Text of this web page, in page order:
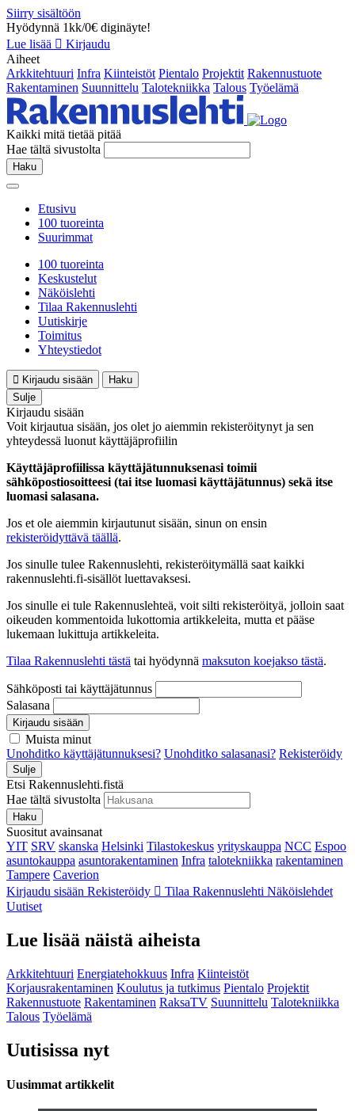
Siirry sisältöön
Hyödynnä 1kk/0€ diginäyte!
Lue lisää
Kirjaudu
Aiheet
Arkkitehtuuri Infra Kiinteistöt Pientalo Projektit Rakennustuote
Rakentaminen Suunnittelu Talotekniikka Talous Työelämä
Kaikki mitä tietää pitää
Hae tältä sivustolta
Haku
Etusivu
100 tuoreinta
Suurimmat
100 tuoreinta
Keskustelut
Näköislehti
Tilaa Rakennuslehti
Uutiskirje
Toimitus
Yhteystiedot
Kirjaudu sisään
Haku
Sulje
Kirjaudu sisään
Voit kirjautua sisään, jos olet jo aiemmin rekisteröitynyt ja sen
yhteydessä luonut käyttäjäprofiilin
Käyttäjäprofiilissa käyttäjätunnuksenasi toimii
sähköpostiosoitteesi (tai itse luomasi käyttäjätunnus) sekä itse
luomasi salasana.
Jos et ole aiemmin kirjautunut sisään, sinun on ensin
rekisteröidyttävä täällä.
Jos sinulle tulee Rakennuslehti, rekisteröitymällä saat kaikki
rakennuslehti.fi-sisällöt luettavaksesi.
Jos sinulle ei tule Rakennuslehteä, voit silti rekisteröityä, jolloin saat
oikeuden kommentoida lukottomia artikkeleita, mutta et pääse
lukemaan lukittuja artikkeleita.
Tilaa Rakennuslehti tästä tai hyödynnä maksuton koejakso tästä.
Sähköposti tai käyttäjätunnus
Salasana
Kirjaudu sisään
Muista minut
Unohditko käyttäjätunnuksesi? Unohditko salasanasi? Rekisteröidy
Sulje
Etsi Rakennuslehti.fistä
Hae tältä sivustolta
Haku
Suositut avainsanat
YIT SRV skanska Helsinki Tilastokeskus yrityskauppa NCC Espoo
asuntokauppa asuntorakentaminen Infra talotekniikka rakentaminen
Tampere Caverion
Kirjaudu sisään Rekisteröidy Tilaa Rakennuslehti Näköislehdet
Uutiset
Lue lisää näistä aiheista
Arkkitehtuuri Energiatehokkuus Infra Kiinteistöt
Korjausrakentaminen Koulutus ja tutkimus Pientalo Projektit
Rakennustuote Rakentaminen RaksaTV Suunnittelu Talotekniikka
Talous Työelämä
Uutisissa nyt
Uusimmat artikkelit